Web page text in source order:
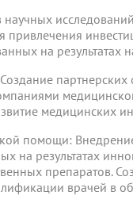
научных
привлечения
на результатах
Создание
медицинских
помощи:
на результатах
препаратов.
врачей в